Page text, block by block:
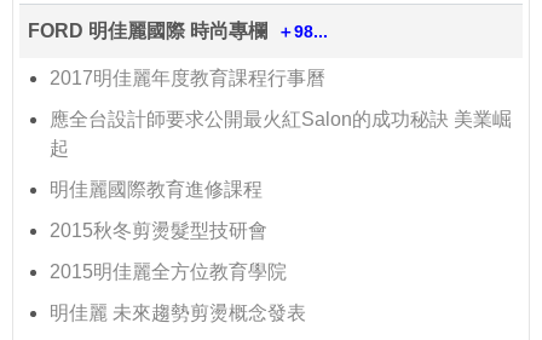
FORD 明佳麗國際 時尚專欄 ＋98...
2017明佳麗年度教育課程行事曆
應全台設計師要求公開最火紅Salon的成功秘訣 美業崛
起
明佳麗國際教育進修課程
2015秋冬剪燙髮型技研會
2015明佳麗全方位教育學院
明佳麗 未來趨勢剪燙概念發表